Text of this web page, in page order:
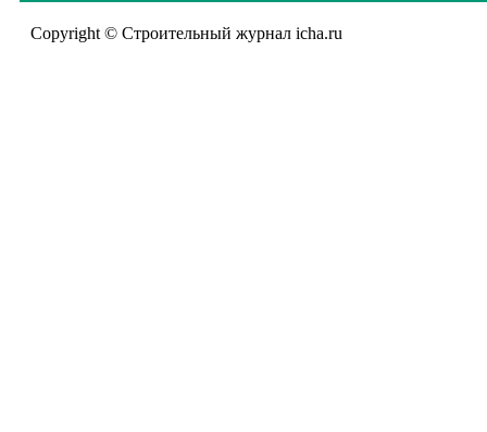
Copyright © Строительный журнал icha.ru